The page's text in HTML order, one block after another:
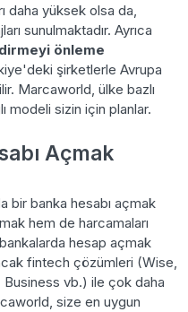
daha yüksek olsa da,
sunulmaktadır. Ayrıca
önleme
şirketlerle Avrupa
Marcaworld, ülke bazlı
modeli sizin için planlar.
Açmak
bir banka hesabı açmak
hem de harcamaları
hesap açmak
fintech çözümleri (Wise,
vb.) ile çok daha
size en uygun